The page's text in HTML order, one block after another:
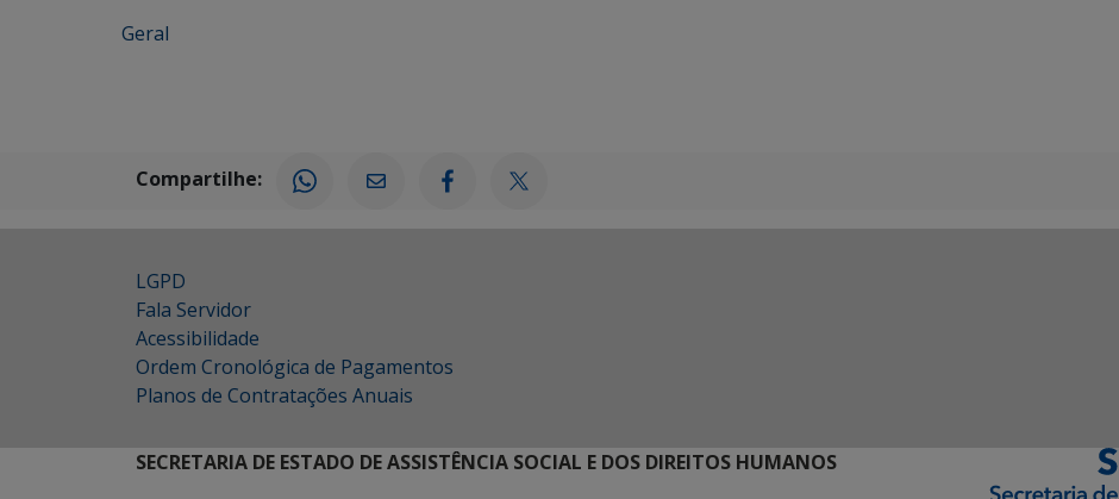
Geral
Compartilhe:
LGPD
Fala Servidor
Acessibilidade
Ordem Cronológica de Pagamentos
Planos de Contratações Anuais
SECRETARIA DE ESTADO DE ASSISTÊNCIA SOCIAL E DOS DIREITOS HUMANOS